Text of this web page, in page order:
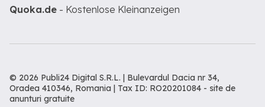
Quoka.de - Kostenlose Kleinanzeigen
© 2026 Publi24 Digital S.R.L. | Bulevardul Dacia nr 34,
Oradea 410346, Romania | Tax ID: RO20201084 - site de
anunturi gratuite